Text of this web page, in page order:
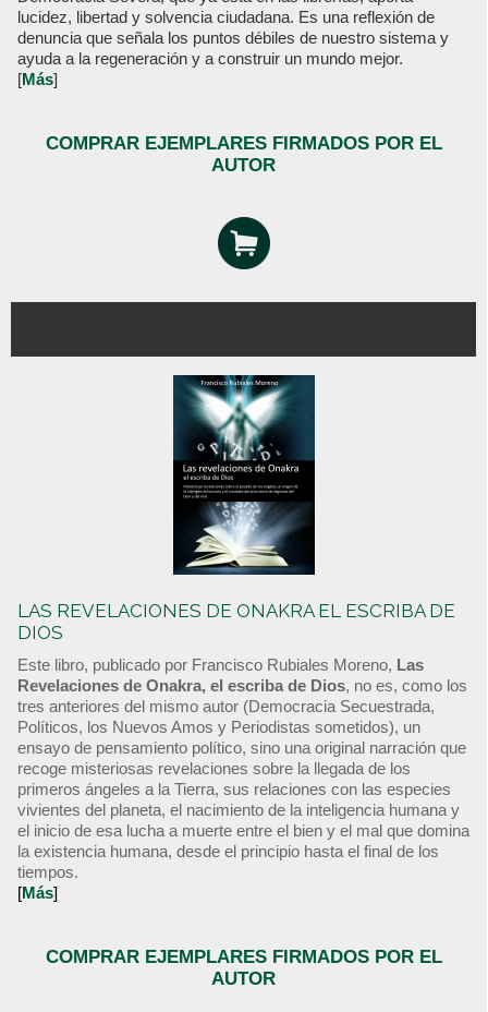
lucidez, libertad y solvencia ciudadana. Es una reflexión de
denuncia que señala los puntos débiles de nuestro sistema y
ayuda a la regeneración y a construir un mundo mejor.
[Más]
COMPRAR EJEMPLARES FIRMADOS POR EL
AUTOR
LAS REVELACIONES DE ONAKRA EL ESCRIBA DE
DIOS
Este libro, publicado por Francisco Rubiales Moreno, Las
Revelaciones de Onakra, el escriba de Dios, no es, como los
tres anteriores del mismo autor (Democracia Secuestrada,
Políticos, los Nuevos Amos y Periodistas sometidos), un
ensayo de pensamiento político, sino una original narración que
recoge misteriosas revelaciones sobre la llegada de los
primeros ángeles a la Tierra, sus relaciones con las especies
vivientes del planeta, el nacimiento de la inteligencia humana y
el inicio de esa lucha a muerte entre el bien y el mal que domina
la existencia humana, desde el principio hasta el final de los
tiempos.
[Más]
COMPRAR EJEMPLARES FIRMADOS POR EL
AUTOR